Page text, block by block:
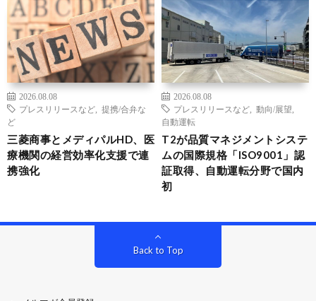
2026.08.08
プレスリリースなど
提携/合弁な
ど
三菱商事とメディパルHD、医
療機関の経営効率化支援で連
携強化
2026.08.08
プレスリリースなど
動向/展望
自動運転
T2が品質マネジメントシステ
ムの国際規格「ISO9001」認
証取得、自動運転分野で国内
初
Back to Top